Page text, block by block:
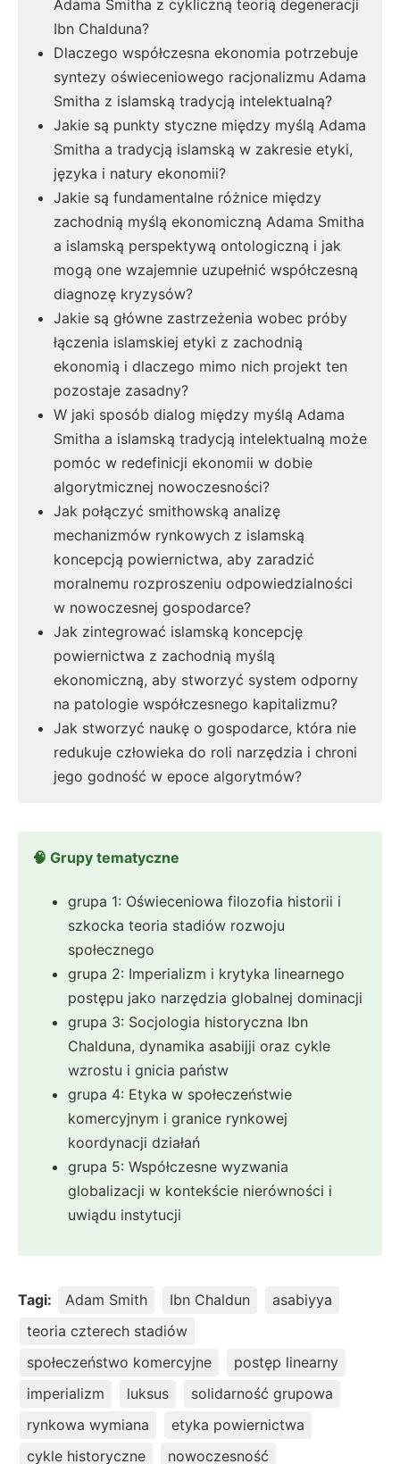
Adama Smitha z cykliczną teorią degeneracji
Ibn Chalduna?
Dlaczego współczesna ekonomia potrzebuje
syntezy oświeceniowego racjonalizmu Adama
Smitha z islamską tradycją intelektualną?
Jakie są punkty styczne między myślą Adama
Smitha a tradycją islamską w zakresie etyki,
języka i natury ekonomii?
Jakie są fundamentalne różnice między
zachodnią myślą ekonomiczną Adama Smitha
a islamską perspektywą ontologiczną i jak
mogą one wzajemnie uzupełnić współczesną
diagnozę kryzysów?
Jakie są główne zastrzeżenia wobec próby
łączenia islamskiej etyki z zachodnią
ekonomią i dlaczego mimo nich projekt ten
pozostaje zasadny?
W jaki sposób dialog między myślą Adama
Smitha a islamską tradycją intelektualną może
pomóc w redefinicji ekonomii w dobie
algorytmicznej nowoczesności?
Jak połączyć smithowską analizę
mechanizmów rynkowych z islamską
koncepcją powiernictwa, aby zaradzić
moralnemu rozproszeniu odpowiedzialności
w nowoczesnej gospodarce?
Jak zintegrować islamską koncepcję
powiernictwa z zachodnią myślą
ekonomiczną, aby stworzyć system odporny
na patologie współczesnego kapitalizmu?
Jak stworzyć naukę o gospodarce, która nie
redukuje człowieka do roli narzędzia i chroni
jego godność w epoce algorytmów?
🧠 Grupy tematyczne
grupa 1: Oświeceniowa filozofia historii i
szkocka teoria stadiów rozwoju
społecznego
grupa 2: Imperializm i krytyka linearnego
postępu jako narzędzia globalnej dominacji
grupa 3: Socjologia historyczna Ibn
Chalduna, dynamika asabijji oraz cykle
wzrostu i gnicia państw
grupa 4: Etyka w społeczeństwie
komercyjnym i granice rynkowej
koordynacji działań
grupa 5: Współczesne wyzwania
globalizacji w kontekście nierówności i
uwiądu instytucji
Tagi: Adam Smith Ibn Chaldun
asabiyya
teoria czterech stadiów
społeczeństwo komercyjne
postęp linearny
imperializm
luksus
solidarność grupowa
rynkowa wymiana
etyka powiernictwa
cykle historyczne
nowoczesność